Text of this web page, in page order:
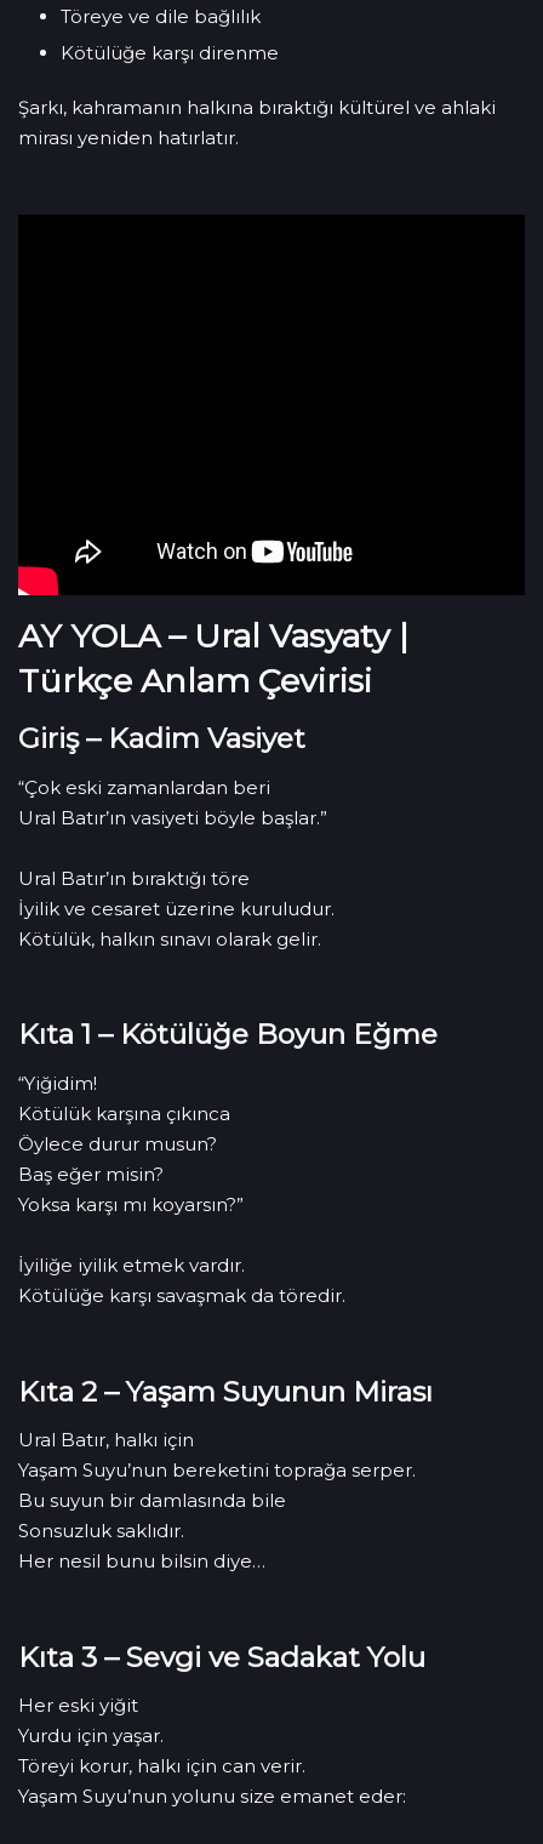
Töreye ve dile bağlılık
Kötülüğe karşı direnme
Şarkı, kahramanın halkına bıraktığı kültürel ve ahlaki
mirası yeniden hatırlatır.
AY YOLA – Ural Vasyaty |
Türkçe Anlam Çevirisi
Giriş – Kadim Vasiyet
“Çok eski zamanlardan beri
Ural Batır’ın vasiyeti böyle başlar.”
Ural Batır’ın bıraktığı töre
İyilik ve cesaret üzerine kuruludur.
Kötülük, halkın sınavı olarak gelir.
Kıta 1 – Kötülüğe Boyun Eğme
“Yiğidim!
Kötülük karşına çıkınca
Öylece durur musun?
Baş eğer misin?
Yoksa karşı mı koyarsın?”
İyiliğe iyilik etmek vardır.
Kötülüğe karşı savaşmak da töredir.
Kıta 2 – Yaşam Suyunun Mirası
Ural Batır, halkı için
Yaşam Suyu’nun bereketini toprağa serper.
Bu suyun bir damlasında bile
Sonsuzluk saklıdır.
Her nesil bunu bilsin diye…
Kıta 3 – Sevgi ve Sadakat Yolu
Her eski yiğit
Yurdu için yaşar.
Töreyi korur, halkı için can verir.
Yaşam Suyu’nun yolunu size emanet eder: